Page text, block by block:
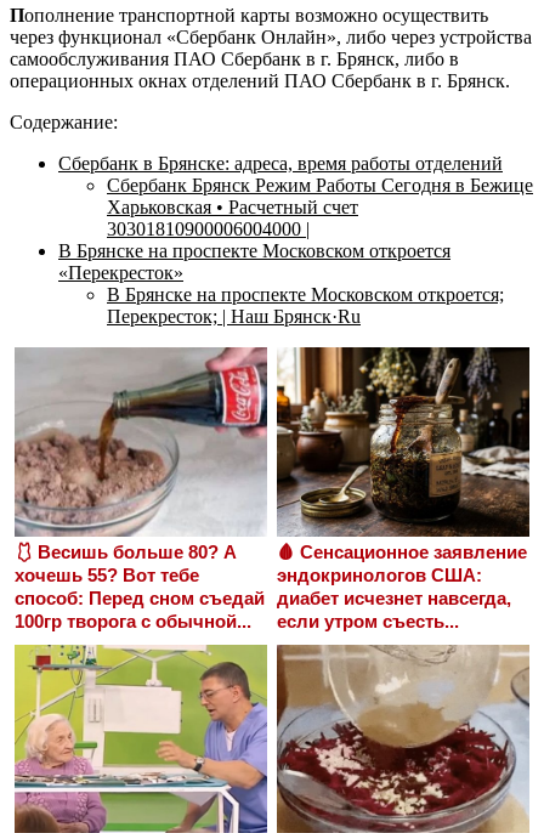
Пополнение транспортной карты возможно осуществить
через функционал «Сбербанк Онлайн», либо через устройства
самообслуживания ПАО Сбербанк в г. Брянск, либо в
операционных окнах отделений ПАО Сбербанк в г. Брянск.
Содержание:
Сбербанк в Брянске: адреса, время работы отделений
Сбербанк Брянск Режим Работы Сегодня в Бежице
Харьковская • Расчетный счет
30301810900006004000 |
В Брянске на проспекте Московском откроется
«Перекресток»
В Брянске на проспекте Московском откроется;
Перекресток; | Наш Брянск·Ru
🩱 Весишь больше 80? А
хочешь 55? Вот тебе
способ: Перед сном съедай
100гр творога с обычной...
🩸 Сенсационное заявление
эндокринологов США:
диабет исчезнет навсегда,
если утром съесть...